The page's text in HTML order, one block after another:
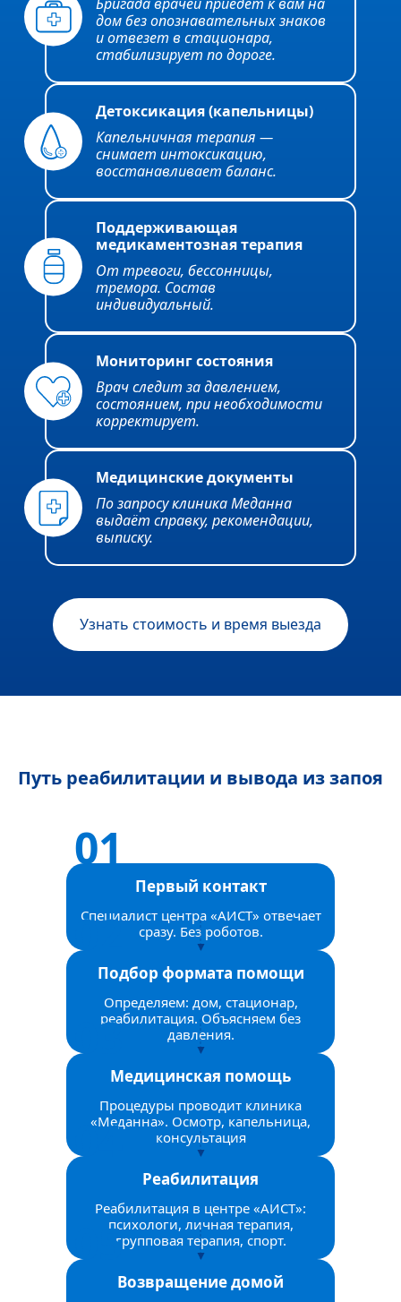
дом без опознавательных знаков
и отвезет в стационара,
стабилизирует по дороге.
Детоксикация (капельницы)
Капельничная терапия —
снимает интоксикацию,
восстанавливает баланс.
Поддерживающая
медикаментозная терапия
От тревоги, бессонницы,
тремора. Состав
индивидуальный.
Мониторинг состояния
Врач следит за давлением,
состоянием, при необходимости
корректирует.
Медицинские документы
По запросу клиника Меданна
выдаёт справку, рекомендации,
выписку.
Узнать стоимость и время выезда
Путь реабилитации и вывода из запоя
Первый контакт
Специалист центра «АИСТ» отвечает
сразу. Без роботов.
Подбор формата помощи
Определяем: дом, стационар,
реабилитация. Объясняем без
давления.
Медицинская помощь
Процедуры проводит клиника
«Меданна». Осмотр, капельница,
консультация
Реабилитация
Реабилитация в центре «АИСТ»:
психологи, личная терапия,
групповая терапия, спорт.
Возвращение домой